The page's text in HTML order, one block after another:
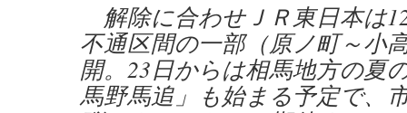
解除に合わせＪＲ東日本は
不通区間の一部（原ノ町～小
開。23日からは相馬地方の夏
馬野馬追」も始まる予定で、